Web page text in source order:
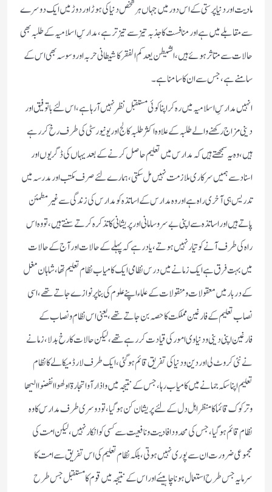
مادیت اور دنیا پرستی کے اس دور میں جہاں ہر شخص دنیا کی ہوڑ اور دوڑ میں ایک دوسرے
سے مقابلے میں ہے اور منافست کا جذبہ تیز سے تیزتر ہے ، مدارسِ اسلامیہ کے طلبہ بھی
حالات سے متاثر ہوئے ہیں،الشیطن یعدکم الفقر کا شیطانی حربہ اور وسوسہ بھی اس کے
سامنے ہے ،جس سے ان کا سامنا ہے۔
انہیں مدارسِ اسلامیہ میں رہ کر اپنا کوئی مستقبل نظر نہیں آرہا ہے، اس لئے باتوفیق اور
دینی مزاج رکھنے والے طلبہ کے علاوہ اکثر طلبہ کالج اور یونیورسٹی کی طرف رخ کررہے
ہیں، وہ یہ سمجھتے ہیں کہ مدارس میں تعلیم حاصل کرنے کے بعد یہاں کی ڈگریوں اور
اسناد سے ہمیں سرکاری ملازمت نہیں مل سکتی، ہمارے لئے صرف مکتب اور مدرسہ میں
تدریس ہی آخری راہ ہے اور وہ مدارس کے اساتذہ کو مدارس کی زندگی سے غیر مطمئن
پاتے ہیں اور اساتذہ سے اپنی بے سروسامانی اور پریشانی کا تذکرہ کرتے سنتے ہیں ،تو وہ اس
راہ کی طرف آنے کو تیار نہیں ہوتے ،یاد رہے کہ پہلے کے حالات اور آج کے حالات
میں بہت فرق ہے ایک زمانے میں درس نظامی ایک کامیاب نظام تعلیم تھا،شاہان مغل
کے دربار میں معقولات و منقولات کے علماء اپنے علوم کی بنا پر نوازے جاتے تھے ،اسی
نصاب تعلیم کے فارغین مملکت کا حصہ بن جاتے تھے ،یعنی اس نظام و نصاب کے
فارغین اپنی دینی و دنیاوی امور کی قیادت کررہے تھے ،لیکن حالات کا رخ بدلا، زمانے
نے نئی کروٹ لی اور دین و دنیا کی تفریق قائم ہوگئی ،ایک طرف لارڈ میکالے کا نظام
تعلیم اپنا سکہ جمانے میں کامیاب رہا ، جس کے نتیجہ میں و اذا رآوا تجارة او لھوا انفضوا الیھا
وترکوک قائما کا منظر اہل دل کے لئے پریشان کن ہوگیا ،تو دوسری طرف مدارس کا وہ
نظام قائم ہوگیا ،جس کی محدود افادیت و نافعیت سے کسی کو انکار نہیں ،لیکن امت کی
مجموعی ضرورت ان سے پوری نہیں ہوتی ،بلکہ نظام تعلیم کی اس تفریق سے امت کا
سرمایہ جس طرح استعمال ہونا چاہیئے اور اس کے نتیجہ میں قوم کا مستقبل جس طرح